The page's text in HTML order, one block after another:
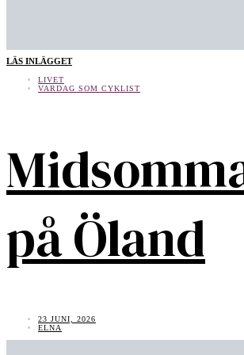
LÄS INLÄGGET
LIVET
VARDAG SOM CYKLIST
på Öland
23 JUNI, 2026
ELNA